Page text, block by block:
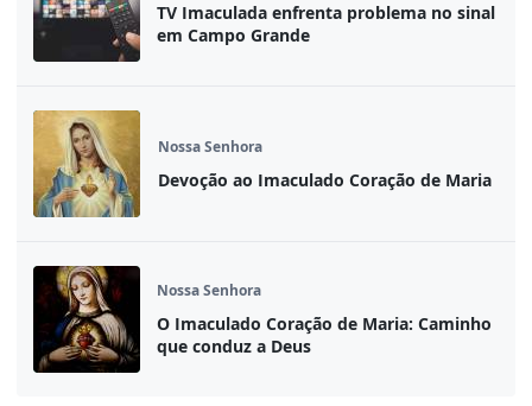
TV Imaculada enfrenta problema no sinal
em Campo Grande
Nossa Senhora
Devoção ao Imaculado Coração de Maria
Nossa Senhora
O Imaculado Coração de Maria: Caminho
que conduz a Deus